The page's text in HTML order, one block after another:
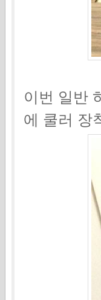
이번 일반
에 쿨러 장